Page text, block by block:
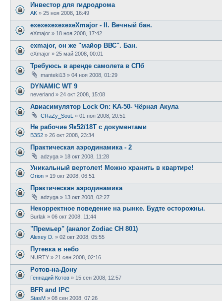
Инвестор для гидродрома
AK » 25 ноя 2008, 16:49
exexexexexexeXmajor - II. Вечный бан.
eXmajor » 18 ноя 2008, 17:42
exmajor, он же "майор ВВС". Бан.
eXmajor » 25 май 2008, 00:01
Требуюсь в аренде самолета в СПб
manteki13 » 04 ноя 2008, 01:29
DYNAMIC WT 9
neverland » 24 окт 2008, 15:08
Авиасимулятор Lock On: KA-50- Чёрная Акула
CRaZy_SouL » 01 ноя 2008, 20:51
Не рабочие Як52/18Т с документами
ВЗ52 » 26 окт 2008, 23:34
Практическая аэродинамика - 2
adzyga » 18 окт 2008, 11:28
Уникальный вертолет! Можно хранить в квартире!
Orion » 19 окт 2008, 06:51
Практическая аэродинамика
adzyga » 13 окт 2008, 02:27
Некорректное поведение на рынке. Будте осторожны.
Burlak » 06 окт 2008, 11:44
"Премьер" (аналог Zodiac CH 801)
Alexey D. » 02 окт 2008, 05:55
Путевка в небо
NURTY » 21 сен 2008, 02:16
Ротов-на-Дону
Геннадий Котов » 15 сен 2008, 12:57
BFR and IPC
StasM » 08 сен 2008, 07:26